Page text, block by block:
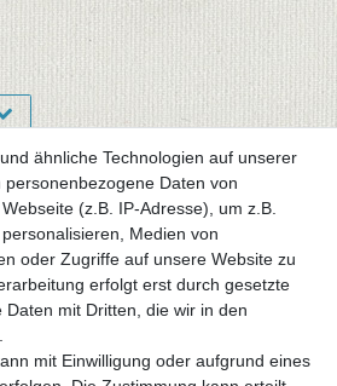
ähnliche Technologien auf unserer
Daten von
(z.B. IP-Adresse), um z.B.
Medien von
oder Zugriffe auf unsere Website zu
erfolgt erst durch gesetzte
mit Dritten, die wir in den
mit Einwilligung oder aufgrund eines